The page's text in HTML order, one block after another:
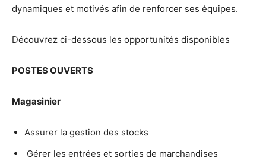
dynamiques et motivés afin de renforcer ses équipes.
Découvrez ci-dessous les opportunités disponibles
POSTES OUVERTS
Magasinier
Assurer la gestion des stocks
Gérer les entrées et sorties de marchandises